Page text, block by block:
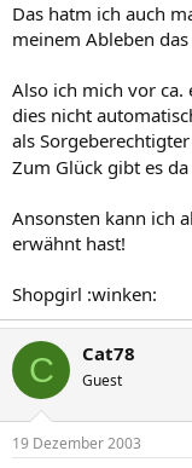
Das hatm ich auch
meinem Ableben
Also ich mich vor ca.
dies nicht
als
Zum Glück gibt es
Ansonsten kann ich
erwähnt hast!
Shopgirl :winken:
C Cat78
Guest
19 Dezember 2003